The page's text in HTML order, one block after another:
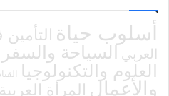
أسلوب حياة
العربي السياحة والسفر
العلوم والتكنولوجيا
والأعمال المرأة العربية